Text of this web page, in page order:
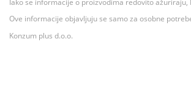
Ove informacije objavljuju se samo za osobne
Konzum plus d.o.o.